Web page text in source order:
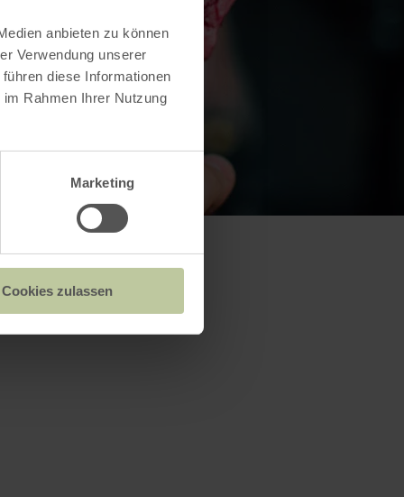
anbieten zu können
Verwendung unserer
diese Informationen
Rahmen Ihrer Nutzung
Marketing
Cookies zulassen